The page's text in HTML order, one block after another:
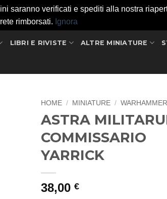
saranno verificati e spediti alla nostra
rimborsati. Ignora
LIBRI E RIVISTE ALTRE MINIATURE
HOME / MINIATURE /
ASTRA
COMMISSARIO
YARRICK
38,00 €